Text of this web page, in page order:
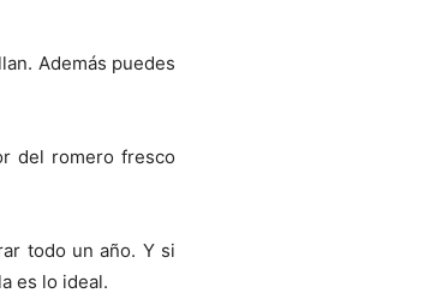
Además puedes
del romero fresco
todo un año. Y si
es lo ideal.